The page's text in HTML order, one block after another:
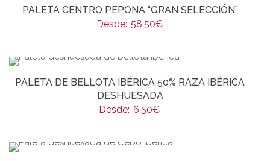
PALETA CENTRO PEPONA “GRAN SELECCIÓN”
Desde: 58,50€
PALETA DE BELLOTA IBÉRICA 50% RAZA IBÉRICA
DESHUESADA
Desde: 6,50€